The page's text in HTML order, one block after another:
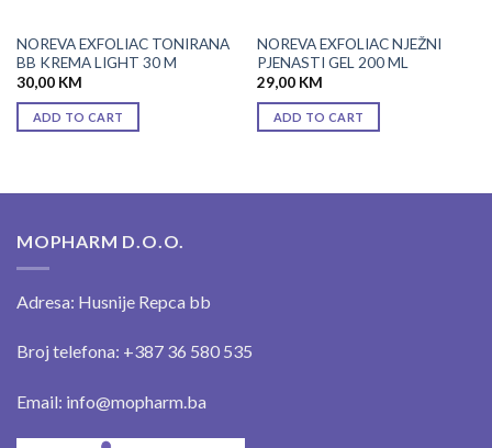
NOREVA EXFOLIAC TONIRANA
BB KREMA LIGHT 30 M
30,00 KM
ADD TO CART
NOREVA EXFOLIAC NJEŽNI
PJENASTI GEL 200 ML
29,00 KM
ADD TO CART
MOPHARM D.O.O.
Adresa: Husnije Repca bb
Broj telefona: +387 36 580 535
Email: info@mopharm.ba